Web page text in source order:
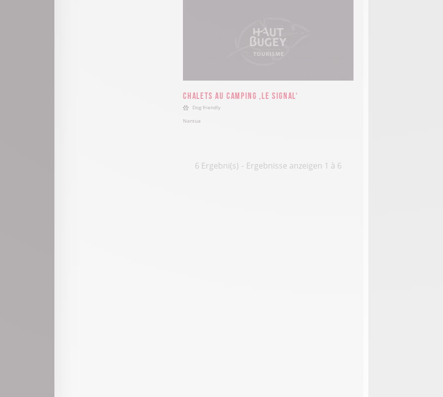
Chalets au Camping ‚Le Signal‘
Dog friendly
Nantua
6 Ergebni(s) Ergebnisse anzeigen 1 à 6